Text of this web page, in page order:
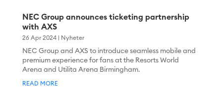
NEC Group announces ticketing partnership
with AXS
26 Apr 2024| Nyheter
NEC Group and AXS to introduce seamless mobile and
premium experience for fans at the Resorts World
Arena and Utilita Arena Birmingham.
READ MORE